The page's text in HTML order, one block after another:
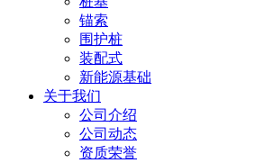
锚索
围护桩
装配式
新能源基础
关于我们
公司介绍
公司动态
资质荣誉